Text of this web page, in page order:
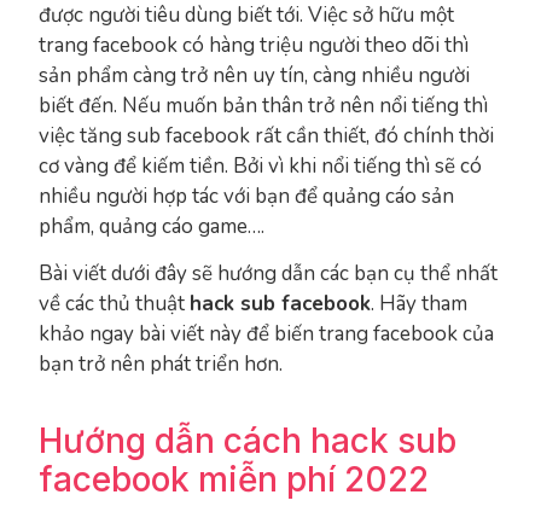
được người tiêu dùng biết tới. Việc sở hữu một
trang facebook có hàng triệu người theo dõi thì
sản phẩm càng trở nên uy tín, càng nhiều người
biết đến. Nếu muốn bản thân trở nên nổi tiếng thì
việc tăng sub facebook rất cần thiết, đó chính thời
cơ vàng để kiếm tiền. Bởi vì khi nổi tiếng thì sẽ có
nhiều người hợp tác với bạn để quảng cáo sản
phẩm, quảng cáo game….
Bài viết dưới đây sẽ hướng dẫn các bạn cụ thể nhất
về các thủ thuật hack sub facebook. Hãy tham
khảo ngay bài viết này để biến trang facebook của
bạn trở nên phát triển hơn.
Hướng dẫn cách hack sub
facebook miễn phí 2022